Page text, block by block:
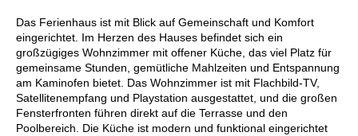
Das Ferienhaus ist mit Blick auf Gemeinschaft und Komfort
eingerichtet. Im Herzen des Hauses befindet sich ein
großzügiges Wohnzimmer mit offener Küche, das viel Platz für
gemeinsame Stunden, gemütliche Mahlzeiten und Entspannung
am Kaminofen bietet. Das Wohnzimmer ist mit Flachbild-TV,
Satellitenempfang und Playstation ausgestattet, und die großen
Fensterfronten führen direkt auf die Terrasse und den
Poolbereich. Die Küche ist modern und funktional eingerichtet